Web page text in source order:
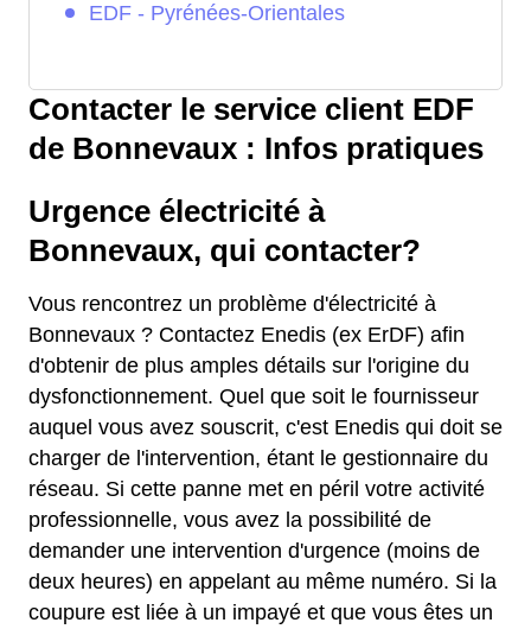
EDF - Pyrénées-Orientales
Contacter le service client EDF
de Bonnevaux : Infos pratiques
Urgence électricité à
Bonnevaux, qui contacter?
Vous rencontrez un problème d'électricité à
Bonnevaux ? Contactez Enedis (ex ErDF) afin
d'obtenir de plus amples détails sur l'origine du
dysfonctionnement. Quel que soit le fournisseur
auquel vous avez souscrit, c'est Enedis qui doit se
charger de l'intervention, étant le gestionnaire du
réseau. Si cette panne met en péril votre activité
professionnelle, vous avez la possibilité de
demander une intervention d'urgence (moins de
deux heures) en appelant au même numéro. Si la
coupure est liée à un impayé et que vous êtes un